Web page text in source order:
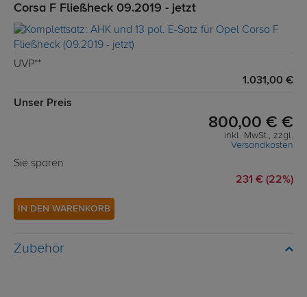
Corsa F Fließheck 09.2019 - jetzt
UVP**
1.031,00 €
Unser Preis
800,00 € €
inkl. MwSt., zzgl.
Versandkosten
Sie sparen
231 € (22%)
IN DEN WARENKORB
Zubehör